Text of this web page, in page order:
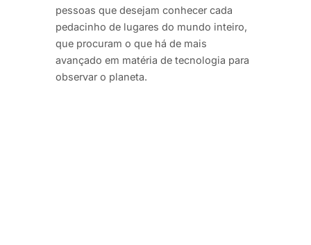
pessoas que desejam conhecer cada
pedacinho de lugares do mundo inteiro,
que procuram o que há de mais
avançado em matéria de tecnologia para
observar o planeta.